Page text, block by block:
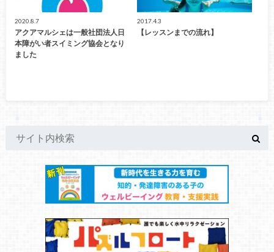
2020.8.7
アクアマルシェは一般社団法人日
本障がい者スイミング協会となり
ました
2017.4.3
【レッスンまでの流れ】